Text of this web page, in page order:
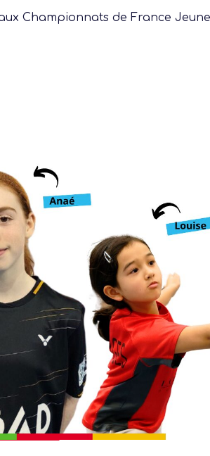
Championnats de France